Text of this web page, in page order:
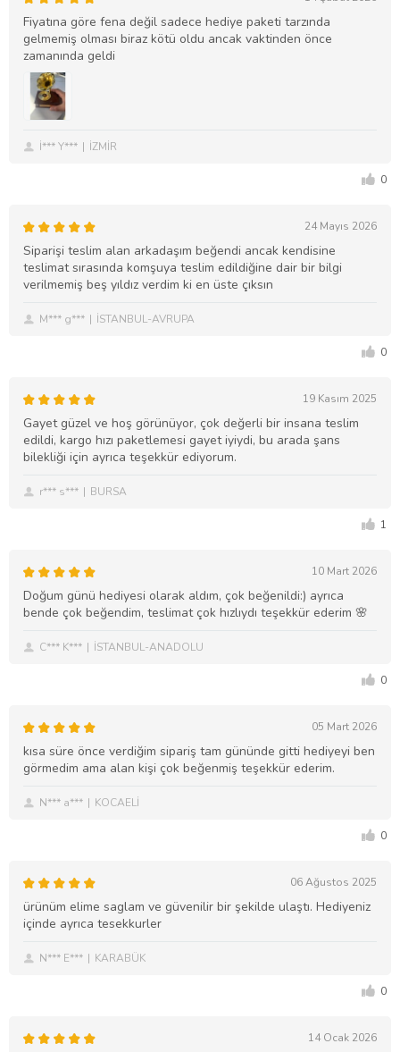
Fiyatına göre fena değil sadece hediye paketi tarzında
gelmemiş olması biraz kötü oldu ancak vaktinden önce
zamanında geldi
İ*** Y*** İZMİR
0
24 Mayıs 2026
Siparişi teslim alan arkadaşım beğendi ancak kendisine
teslimat sırasında komşuya teslim edildiğine dair bir bilgi
verilmemiş beş yıldız verdim ki en üste çıksın
M*** g*** İSTANBUL-AVRUPA
0
19 Kasım 2025
Gayet güzel ve hoş görünüyor, çok değerli bir insana teslim
edildi, kargo hızı paketlemesi gayet iyiydi, bu arada şans
bilekliği için ayrıca teşekkür ediyorum.
r*** s*** BURSA
1
10 Mart 2026
Doğum günü hediyesi olarak aldım, çok beğenildi:) ayrıca
bende çok beğendim, teslimat çok hızlıydı teşekkür ederim 🌸
C*** K*** İSTANBUL-ANADOLU
0
05 Mart 2026
kısa süre önce verdiğim sipariş tam gününde gitti hediyeyi ben
görmedim ama alan kişi çok beğenmiş teşekkür ederim.
N*** a*** KOCAELİ
0
06 Ağustos 2025
ürünüm elime saglam ve güvenilir bir şekilde ulaştı. Hediyeniz
içinde ayrıca tesekkurler
N*** E*** KARABÜK
0
14 Ocak 2026